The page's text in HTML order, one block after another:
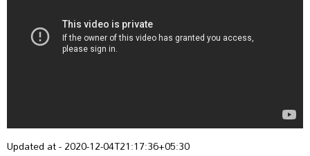
Updated at - 2020-12-04T21:17:36+05:30